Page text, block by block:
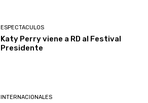
ESPECTACULOS
Katy Perry viene a RD al Festival
Presidente
INTERNACIONALES